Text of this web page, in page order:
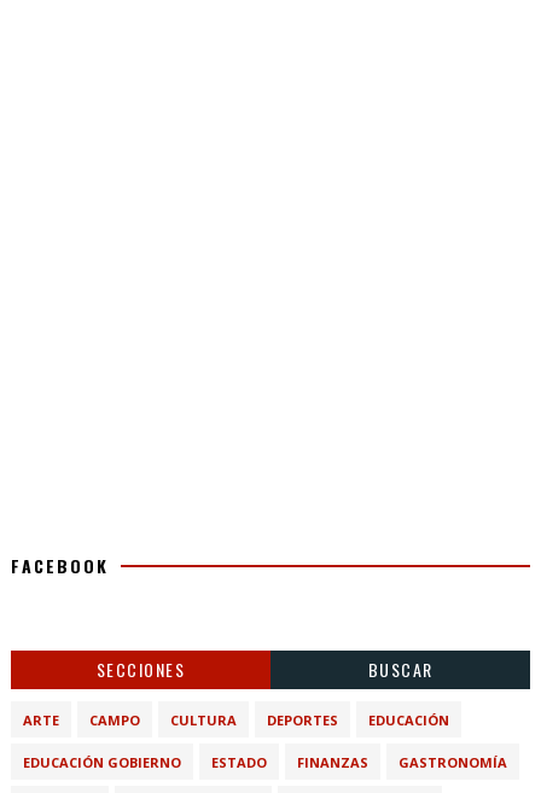
FACEBOOK
SECCIONES BUSCAR
ARTE CAMPO CULTURA DEPORTES EDUCACIÓN
EDUCACIÓN GOBIERNO ESTADO FINANZAS GASTRONOMÍA